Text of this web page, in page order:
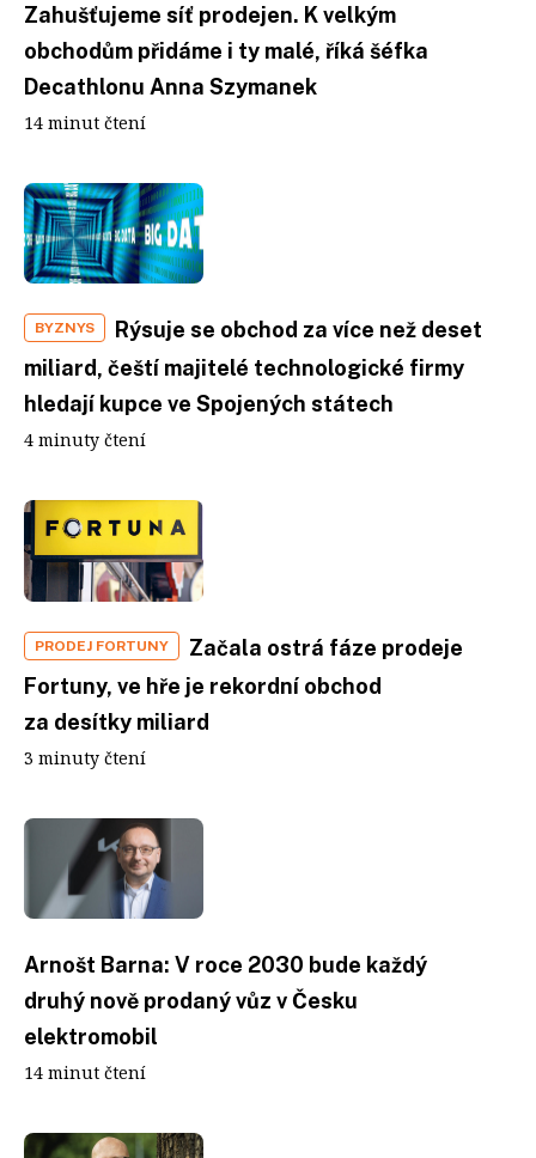
Zahušťujeme síť prodejen. K velkým
obchodům přidáme i ty malé, říká šéfka
Decathlonu Anna Szymanek
14 minut čtení
BYZNYS
Rýsuje se obchod za více než deset
miliard, čeští majitelé technologické firmy
hledají kupce ve Spojených státech
4 minuty čtení
PRODEJ FORTUNY
Začala ostrá fáze prodeje
Fortuny, ve hře je rekordní obchod
za desítky miliard
3 minuty čtení
Arnošt Barna: V roce 2030 bude každý
druhý nově prodaný vůz v Česku
elektromobil
14 minut čtení